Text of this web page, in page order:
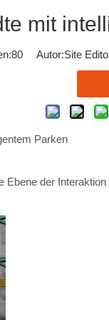
mit
80Autor:Site
Parken
der